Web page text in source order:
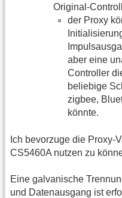
Original-
der Proxy
aber eine
Controller
beliebige
zigbee,
könnte.
Ich bevorzuge die Proxy-
CS5460A nutzen zu
Eine galvanische
und Datenausgang ist